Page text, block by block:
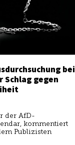
bei
Schlag gegen
der AfD-
kommentiert
Publizisten